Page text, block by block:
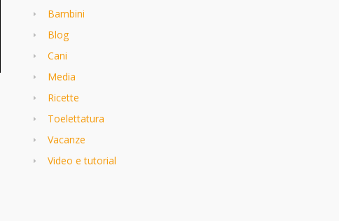
Bambini
Blog
Cani
Media
Ricette
Toelettatura
Vacanze
Video e tutorial